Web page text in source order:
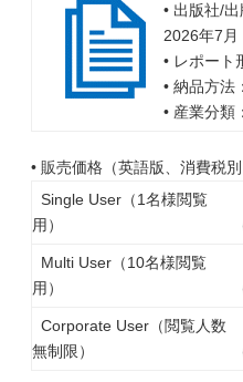
• 出版社/出
2026年7月
• レポート
• 納品方法
• 産業分類
• 販売価格（英語版、消費税別
Single User（1名様閲覧
用）
Multi User（10名様閲覧
用）
Corporate User（閲覧人数
無制限）